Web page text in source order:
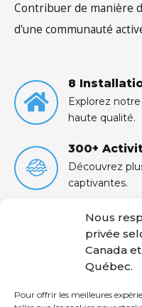
Nous
privée
Canada
Québec.
Pour offrir les meilleures
Contribuer de manière
d'une communauté
8
Explorez
haute qualité.
300+
Découvrez
captivantes.
25000+
Rejoignez
clients
Nous